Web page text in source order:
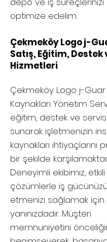
optimize edelim.
Çekmeköy Logo j-
Satış, Eğitim, Destek
Hizmetleri
Çekmeköy Logo j-
Kaynakları Yönetim
eğitim, destek ve
sunarak işletmenizin
kaynakları ihtiyaçlarını
bir şekilde
Deneyimli ekibimiz, etkili
çözümlerle iş
etmenizi sağlamak için
yanınızdadır. Müşteri
memnuniyetini